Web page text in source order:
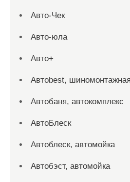
Авто-Чек
Авто-юла
Авто+
Автоbest,
Автобаня, автокомплекс
АвтоБлеск
Автоблеск, автомойка
Автобэст, автомойка